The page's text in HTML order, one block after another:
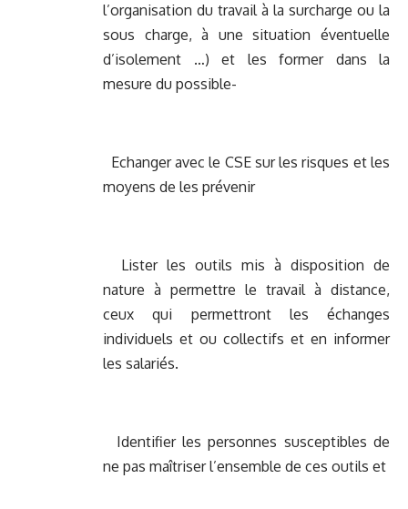
l’organisation du travail à la surcharge ou la
sous charge, à une situation éventuelle
d’isolement …) et les former dans la
mesure du possible-
Echanger avec le CSE sur les risques et les
moyens de les prévenir
Lister les outils mis à disposition de
nature à permettre le travail à distance,
ceux qui permettront les échanges
individuels et ou collectifs et en informer
les salariés.
Identifier les personnes susceptibles de
ne pas maîtriser l’ensemble de ces outils et